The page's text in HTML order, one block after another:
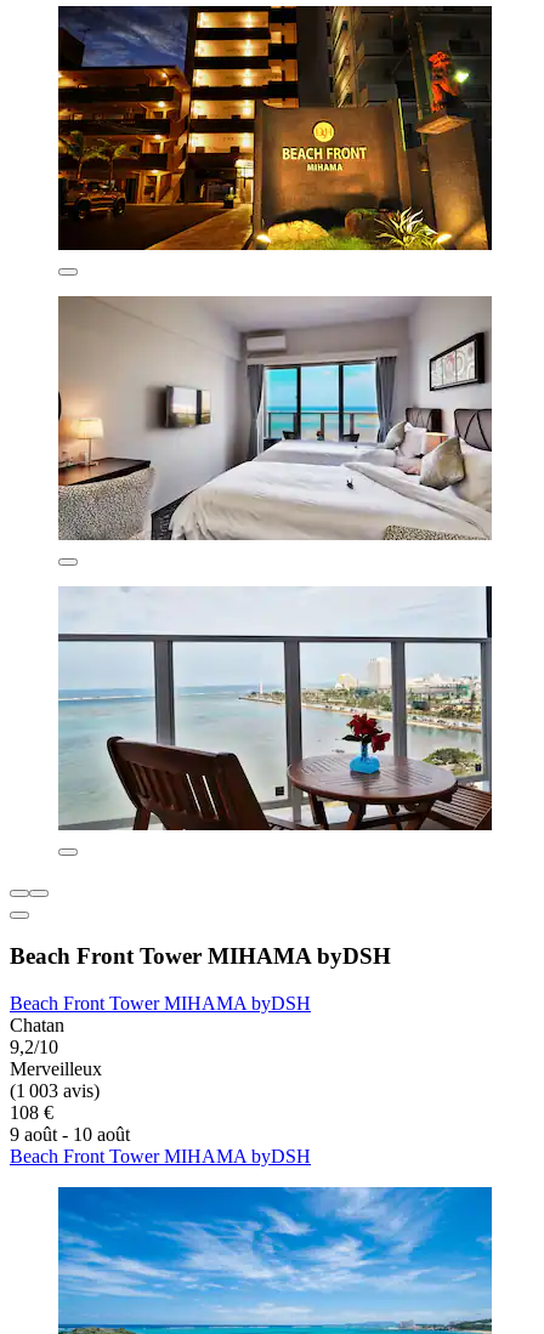
Beach Front Tower MIHAMA byDSH
Beach Front Tower MIHAMA byDSH
Chatan
9,2/10
Merveilleux
(1 003 avis)
108 €
9 août - 10 août
Beach Front Tower MIHAMA byDSH